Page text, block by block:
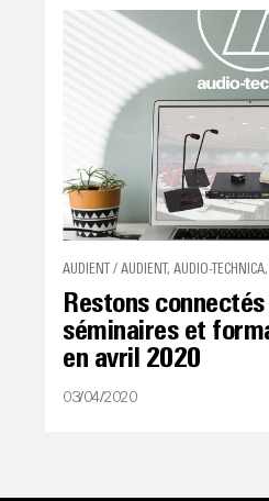
AUDIENT / AUDIENT, AUDIO-
Restons
séminaires et
en avril 2020
03/04/2020